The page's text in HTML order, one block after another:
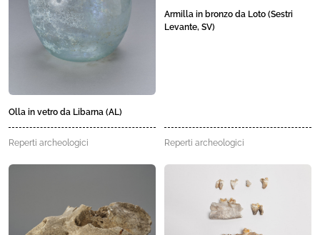
Olla in vetro da Libarna (AL)
Reperti archeologici
Armilla in bronzo da Loto (Sestri
Levante, SV)
Reperti archeologici